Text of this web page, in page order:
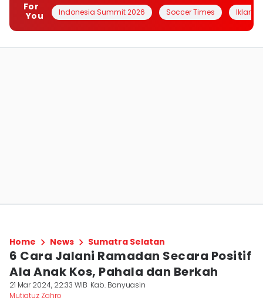
For
You
Indonesia Summit 2026 Soccer Times Iklanin
Home News Sumatra Selatan
6 Cara Jalani Ramadan Secara Positif
Ala Anak Kos, Pahala dan Berkah
21 Mar 2024, 22:33 WIB Kab. Banyuasin
Mutiatuz Zahro